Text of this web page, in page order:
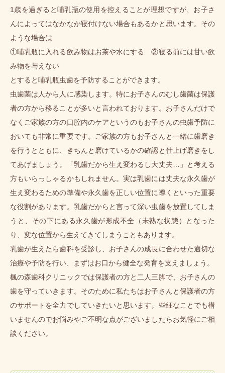
1歳を過ぎると哺乳瓶の使用を控えることが理想ですが、お子さ
んによってはなかなか寝付けない場合もあるかと思います。その
ような場合は
①哺乳瓶に入れる飲み物はお茶や水にする ②寝る前には甘い飲
み物を与えない
とすると哺乳瓶虫歯を予防することができます。
虫歯菌は人から人に感染します。特にお子さんのむし歯菌は保護
者の方から移ることが多いと言われております。お子さんだけで
なくご家族の方の口腔内のケアというのもお子さんの虫歯予防に
おいても非常に重要です。ご家族の方もお子さんと一緒に歯磨き
を行うとともに、きちんと磨けているかの確認と仕上げ磨きをし
てあげましょう。「乳歯だから生え変わるし大丈夫…」と考える
方もいらっしゃるかもしれません。実は乳歯には丈夫な永久歯が
生え変わるための準備や永久歯を正しい位置に導くといった重要
な役割があります。乳歯だからと言って深い虫歯を放置してしま
うと、その下にある永久歯が形成不全（未熟な状態）となった
り、変な位置から生えてきてしまうこともあります。
乳歯が生えたら歯科を受診し、お子さんの成長に合わせた適切な
治療や予防を行い、まずはお口から健全な発育を支えましょう。
楓の森歯科クリニックでは保護者の方と二人三脚で、お子さんの
歯を守っていきます。そのために私たちはお子さんと保護者の方
のサポートを全力でしていきたいと思います。些細なことでも構
いませんのでお悩みやご不明な点がございましたらお気軽にご相
談ください。